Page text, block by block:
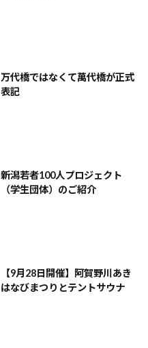
万代橋ではなくて萬代橋が正式
表記
新潟若者100人プロジェクト
（学生団体）のご紹介
【9月28日開催】阿賀野川あき
はなびまつりとテントサウナ